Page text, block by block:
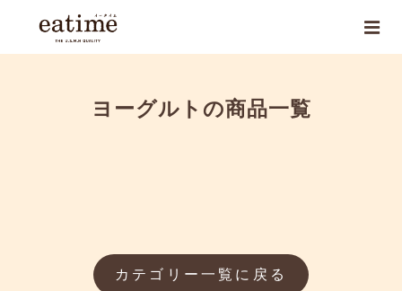
ヨーグルトの商品一覧
カテゴリー一覧に戻る